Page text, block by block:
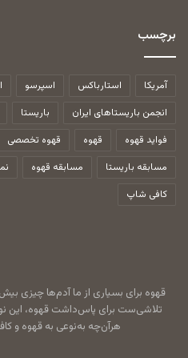
برچسب
آمریکا استارباکس اسپرسو
انجمن باریستاهای ایران
باریستا
فواید قهوه
قهوه قهوه تخصصی
مسابقه باریستا
مسابقه قهوه
کافی شاپ
قهوه برای بسیاری از ما آدم‌ها چیزی
تلاشی‌ست برای پاس‌داشت قهوه، این
هرآن‌چه به‌نوعی به قهوه و